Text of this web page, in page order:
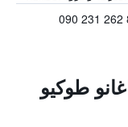
طوكيو